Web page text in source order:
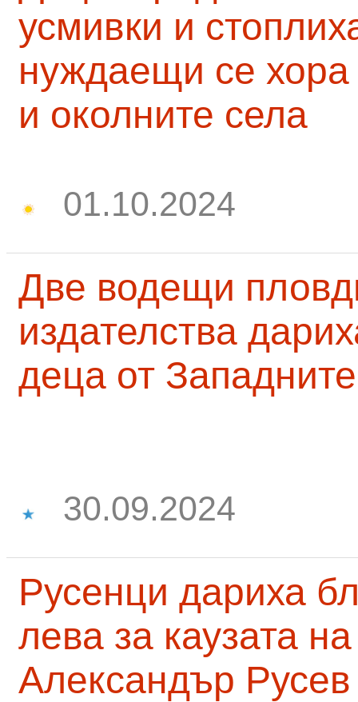
усмивки и
нуждаещи се
и околните села
01.10.2024
Две водещи
издателства
деца от
30.09.2024
Русенци дариха
лева за каузата
Александър Русев